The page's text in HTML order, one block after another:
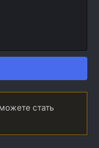
стать